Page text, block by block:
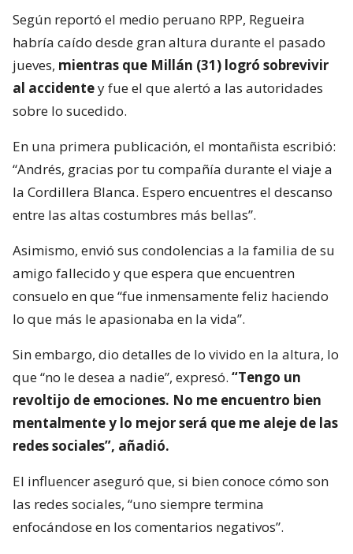
Según reportó el medio peruano RPP, Regueira
habría caído desde gran altura durante el pasado
jueves, mientras que Millán (31) logró sobrevivir
al accidentey fue el que alertó a las autoridades
sobre lo sucedido.
En una primera publicación, el montañista escribió:
“Andrés, gracias por tu compañía durante el viaje a
la Cordillera Blanca. Espero encuentres el descanso
entre las altas costumbres más bellas”.
Asimismo, envió sus condolencias a la familia de su
amigo fallecido y que espera que encuentren
consuelo en que “fue inmensamente feliz haciendo
lo que más le apasionaba en la vida”.
Sin embargo, dio detalles de lo vivido en la altura, lo
que “no le desea a nadie”, expresó. “Tengo un
revoltijo de emociones. No me encuentro bien
mentalmente y lo mejor será que me aleje de las
redes sociales”, añadió.
El influencer aseguró que, si bien conoce cómo son
las redes sociales, “uno siempre termina
enfocándose en los comentarios negativos”.